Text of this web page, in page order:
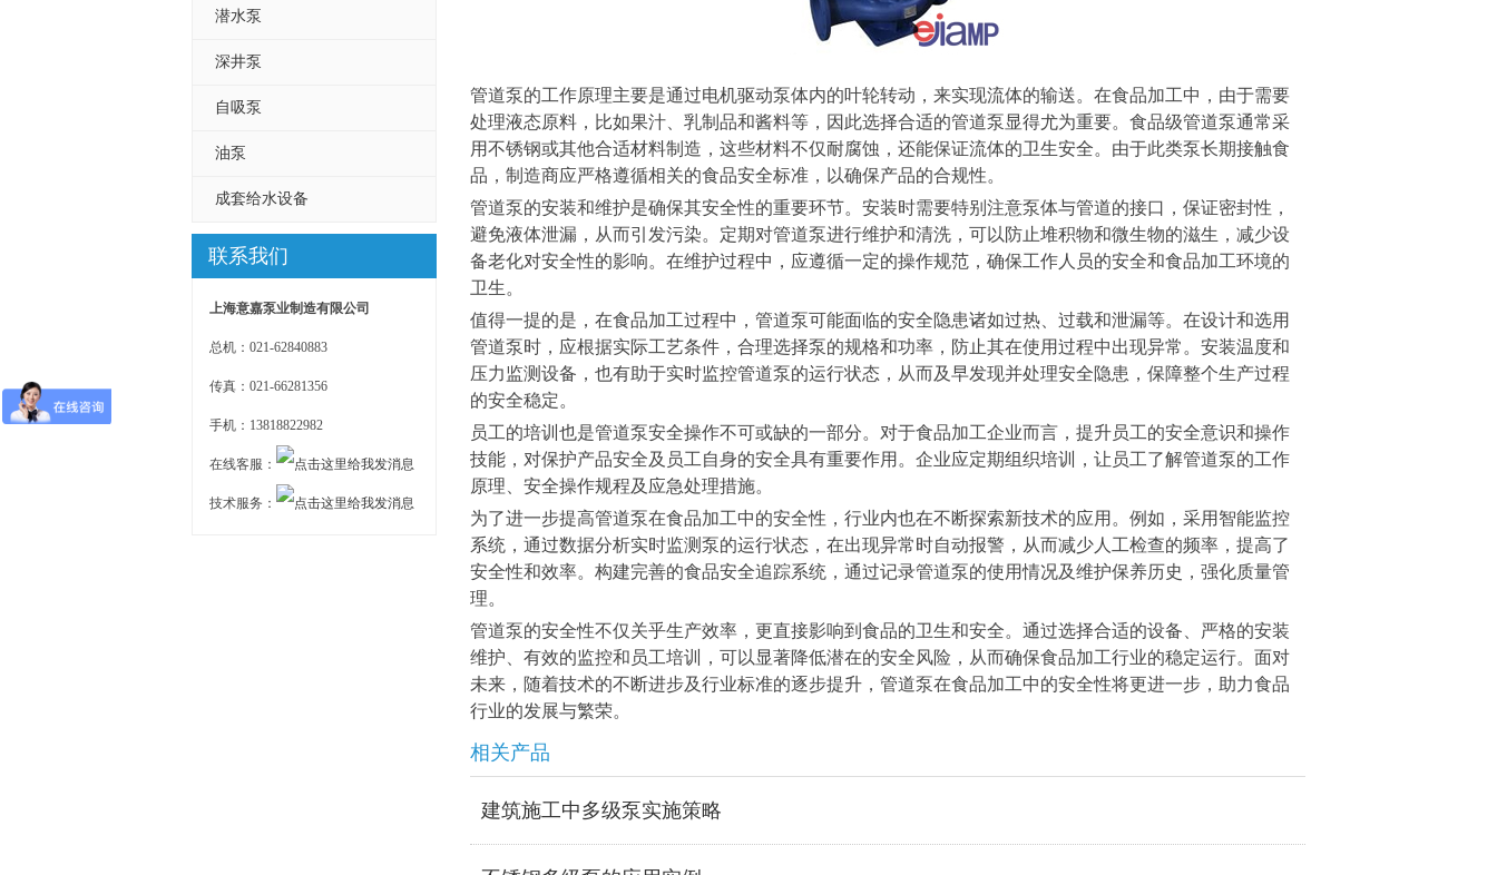
潜水泵
深井泵
自吸泵
油泵
成套给水设备
联系我们
上海意嘉泵业制造有限公司
总机：021-62840883
传真：021-66281356
手机：13818822982
在线客服：
技术服务：
管道泵的工作原理主要是通过电机驱动泵体内的叶轮转动，来实现流体的输送。在食品加工中，由于需要
处理液态原料，比如果汁、乳制品和酱料等，因此选择合适的管道泵显得尤为重要。食品级管道泵通常采
用不锈钢或其他合适材料制造，这些材料不仅耐腐蚀，还能保证流体的卫生安全。由于此类泵长期接触食
品，制造商应严格遵循相关的食品安全标准，以确保产品的合规性。
管道泵的安装和维护是确保其安全性的重要环节。安装时需要特别注意泵体与管道的接口，保证密封性，
避免液体泄漏，从而引发污染。定期对管道泵进行维护和清洗，可以防止堆积物和微生物的滋生，减少设
备老化对安全性的影响。在维护过程中，应遵循一定的操作规范，确保工作人员的安全和食品加工环境的
卫生。
值得一提的是，在食品加工过程中，管道泵可能面临的安全隐患诸如过热、过载和泄漏等。在设计和选用
管道泵时，应根据实际工艺条件，合理选择泵的规格和功率，防止其在使用过程中出现异常。安装温度和
压力监测设备，也有助于实时监控管道泵的运行状态，从而及早发现并处理安全隐患，保障整个生产过程
的安全稳定。
员工的培训也是管道泵安全操作不可或缺的一部分。对于食品加工企业而言，提升员工的安全意识和操作
技能，对保护产品安全及员工自身的安全具有重要作用。企业应定期组织培训，让员工了解管道泵的工作
原理、安全操作规程及应急处理措施。
为了进一步提高管道泵在食品加工中的安全性，行业内也在不断探索新技术的应用。例如，采用智能监控
系统，通过数据分析实时监测泵的运行状态，在出现异常时自动报警，从而减少人工检查的频率，提高了
安全性和效率。构建完善的食品安全追踪系统，通过记录管道泵的使用情况及维护保养历史，强化质量管
理。
管道泵的安全性不仅关乎生产效率，更直接影响到食品的卫生和安全。通过选择合适的设备、严格的安装
维护、有效的监控和员工培训，可以显著降低潜在的安全风险，从而确保食品加工行业的稳定运行。面对
未来，随着技术的不断进步及行业标准的逐步提升，管道泵在食品加工中的安全性将更进一步，助力食品
行业的发展与繁荣。
相关产品
建筑施工中多级泵实施策略